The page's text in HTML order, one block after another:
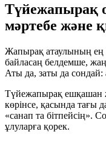
мәртебе және
Жапырақ атаулының
байласаң белдемше,
Аты да, заты да сондай:
Түйежапырақ ешқашан
көрінсе, қасында тағы
«санап та бітпейсің».
ұлуларға қорек.